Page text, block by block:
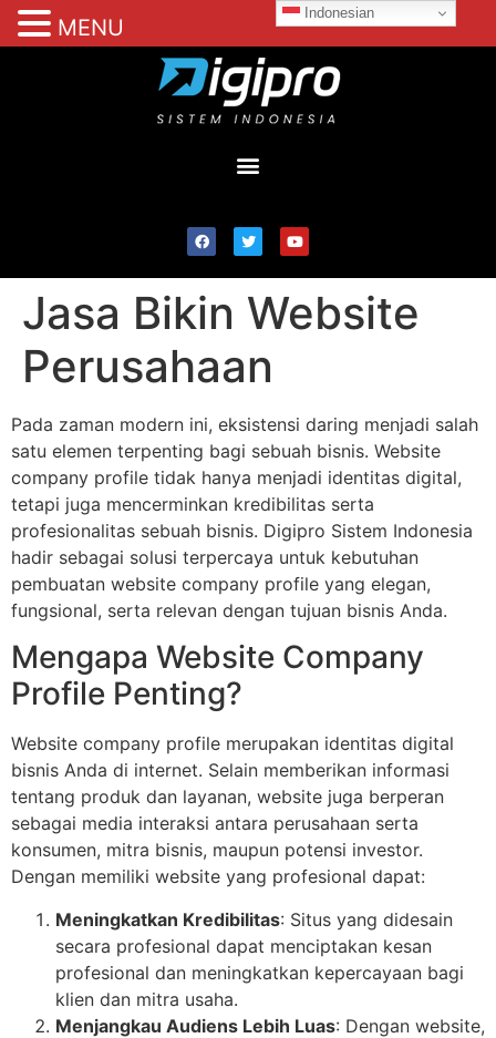
Jasa Bikin Website
Perusahaan
Pada zaman modern ini, eksistensi daring menjadi salah
satu elemen terpenting bagi sebuah bisnis. Website
company profile tidak hanya menjadi identitas digital,
tetapi juga mencerminkan kredibilitas serta
profesionalitas sebuah bisnis. Digipro Sistem Indonesia
hadir sebagai solusi terpercaya untuk kebutuhan
pembuatan website company profile yang elegan,
fungsional, serta relevan dengan tujuan bisnis Anda.
Mengapa Website Company
Profile Penting?
Website company profile merupakan identitas digital
bisnis Anda di internet. Selain memberikan informasi
tentang produk dan layanan, website juga berperan
sebagai media interaksi antara perusahaan serta
konsumen, mitra bisnis, maupun potensi investor.
Dengan memiliki website yang profesional dapat:
Meningkatkan Kredibilitas: Situs yang didesain
secara profesional dapat menciptakan kesan
profesional dan meningkatkan kepercayaan bagi
klien dan mitra usaha.
Menjangkau Audiens Lebih Luas: Dengan website,
Indonesian
MENU